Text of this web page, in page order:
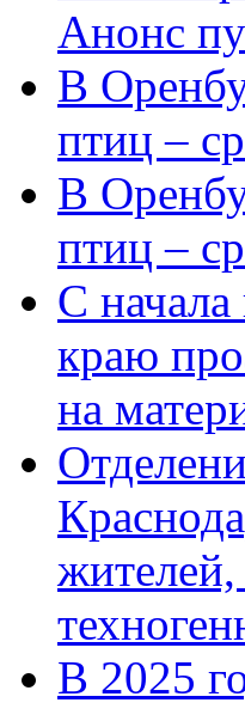
Анонс
В
птиц –
В
птиц –
С
краю
на
В 2025